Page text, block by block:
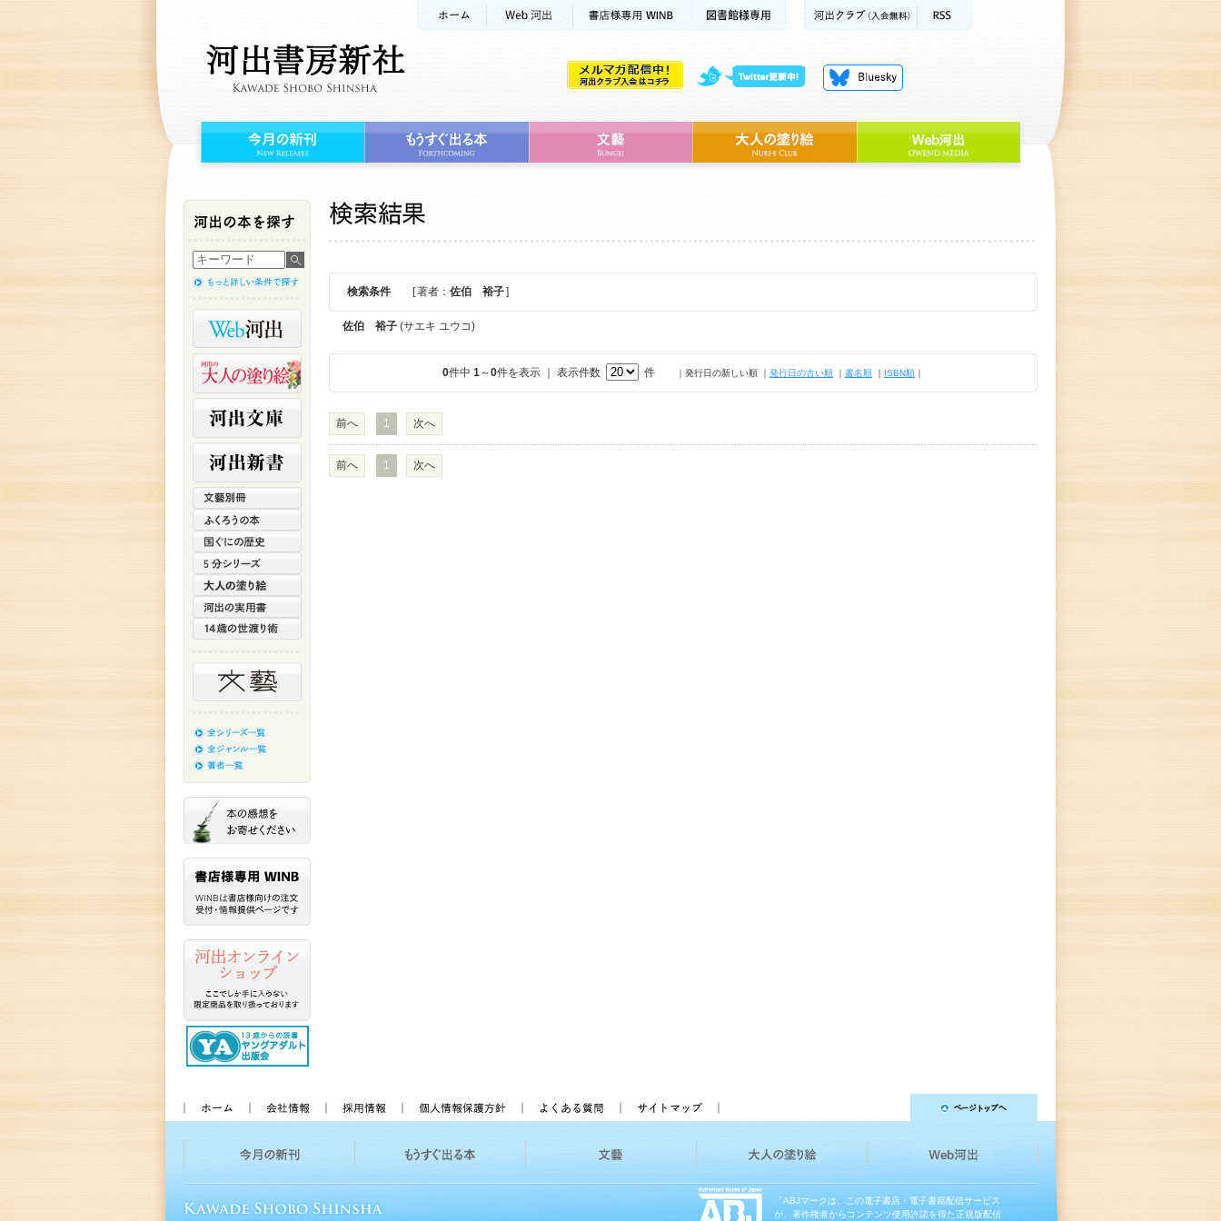
検索条件 [ 著者： 佐伯 裕子]
佐伯 裕子 (サエキ ユウコ)
0件中 1～0件を表示 ｜ 表示件数 件 ｜発行日の新しい順 ｜ 発行日の古い順 ｜ 書名順 ｜ ISBN順 ｜
前へ 1 次へ
前へ 1 次へ
「ABJマークは、この電子書店・電子書籍配信サービス
が、著作権者からコンテンツ使用許諾を得た正規版配信